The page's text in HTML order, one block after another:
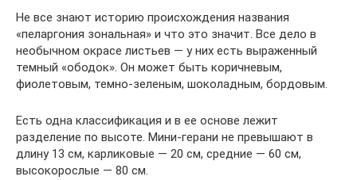
Не все знают историю происхождения названия
«пеларгония зональная» и что это значит. Все дело в
необычном окрасе листьев — у них есть выраженный
темный «ободок». Он может быть коричневым,
фиолетовым, темно-зеленым, шоколадным, бордовым.
Есть одна классификация и в ее основе лежит
разделение по высоте. Мини-герани не превышают в
длину 13 см, карликовые — 20 см, средние — 60 см,
высокорослые — 80 см.